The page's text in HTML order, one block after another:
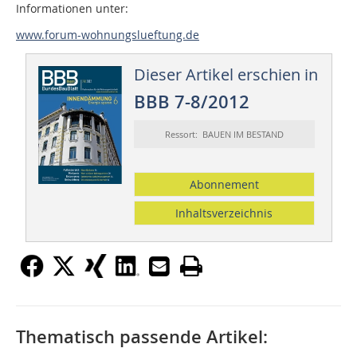
Informationen unter:
www.forum-wohnungslueftung.de
Dieser Artikel erschien in
BBB 7-8/2012
Ressort: BAUEN IM BESTAND
Abonnement
Inhaltsverzeichnis
Thematisch passende Artikel: